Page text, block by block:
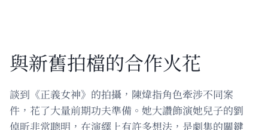
與新舊拍檔的合作火花
談到《正義女神》的拍攝，陳煒指角色牽涉不同案
件，花了大量前期功夫準備。她大讚飾演她兒子的劉
倬昕非常聰明，在演繹上有許多想法，是劇集的關鍵